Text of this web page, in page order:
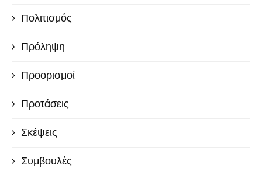
Πολιτισμός
Πρόληψη
Προορισμοί
Προτάσεις
Σκέψεις
Συμβουλές